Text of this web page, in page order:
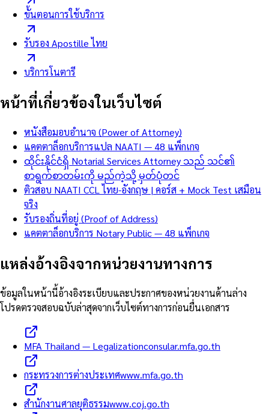
ขั้นตอนการใช้บริการ
รับรอง Apostille ไทย
บริการโนตารี
หน้าที่เกี่ยวข้องในเว็บไซต์
หนังสือมอบอำนาจ (Power of Attorney)
แคตตาล็อกบริการแปล NAATI — 48 แพ็กเกจ
ထိုင်းနိုင်ငံရှိ Notarial Services Attorney သည် သင်၏
စာရွက်စာတမ်းကို မည်ကဲ့သို့ မှတ်ပုံတင်
ติวสอบ NAATI CCL ไทย-อังกฤษ | คอร์ส + Mock Test เสมือน
จริง
รับรองถิ่นที่อยู่ (Proof of Address)
แคตตาล็อกบริการ Notary Public — 48 แพ็กเกจ
แหล่งอ้างอิงจากหน่วยงานทางการ
ข้อมูลในหน้านี้อ้างอิงระเบียบและประกาศของหน่วยงานด้านล่าง
โปรดตรวจสอบฉบับล่าสุดจากเว็บไซต์ทางการก่อนยื่นเอกสาร
MFA Thailand — Legalizationconsular.mfa.go.th
กระทรวงการต่างประเทศwww.mfa.go.th
สำนักงานศาลยุติธรรมwww.coj.go.th